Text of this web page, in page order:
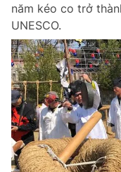
năm kéo co trở
UNESCO.